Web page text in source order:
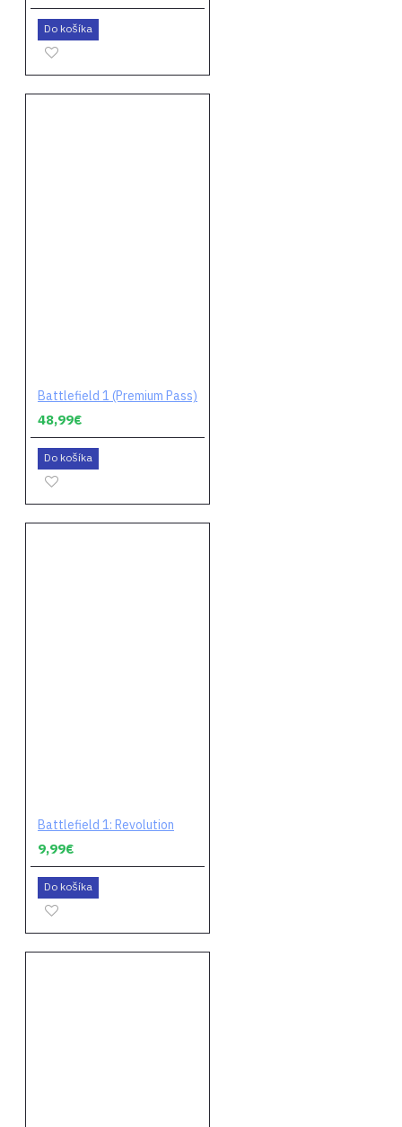
Do košíka
Battlefield 1 (Premium Pass)
48,99€
Do košíka
Battlefield 1: Revolution
9,99€
Do košíka